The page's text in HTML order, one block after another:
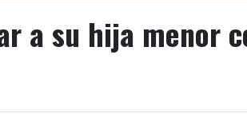
a su hija menor